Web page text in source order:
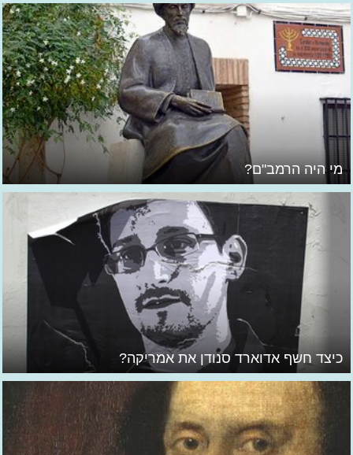
מי היה הרמב"ם?
כיצד חשף אדוארד סנודן את אמריקה?